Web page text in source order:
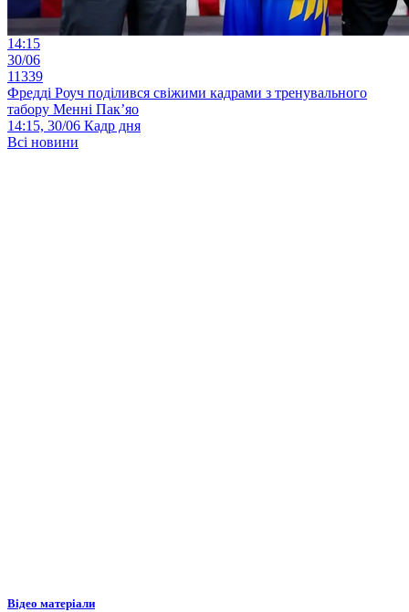
14:15
30/06
11339
Фредді Роуч поділився свіжими кадрами з тренувального
табору Менні Пак’яо
14:15, 30/06 Кадр дня
Всі новини
Відео матеріали